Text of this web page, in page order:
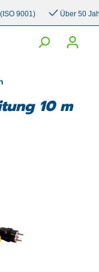
9001) Über 50 Jahre
10 m